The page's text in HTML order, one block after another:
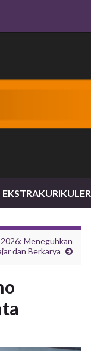
EKSTRAKURIKULER
Meneguhkan
dan Berkarya